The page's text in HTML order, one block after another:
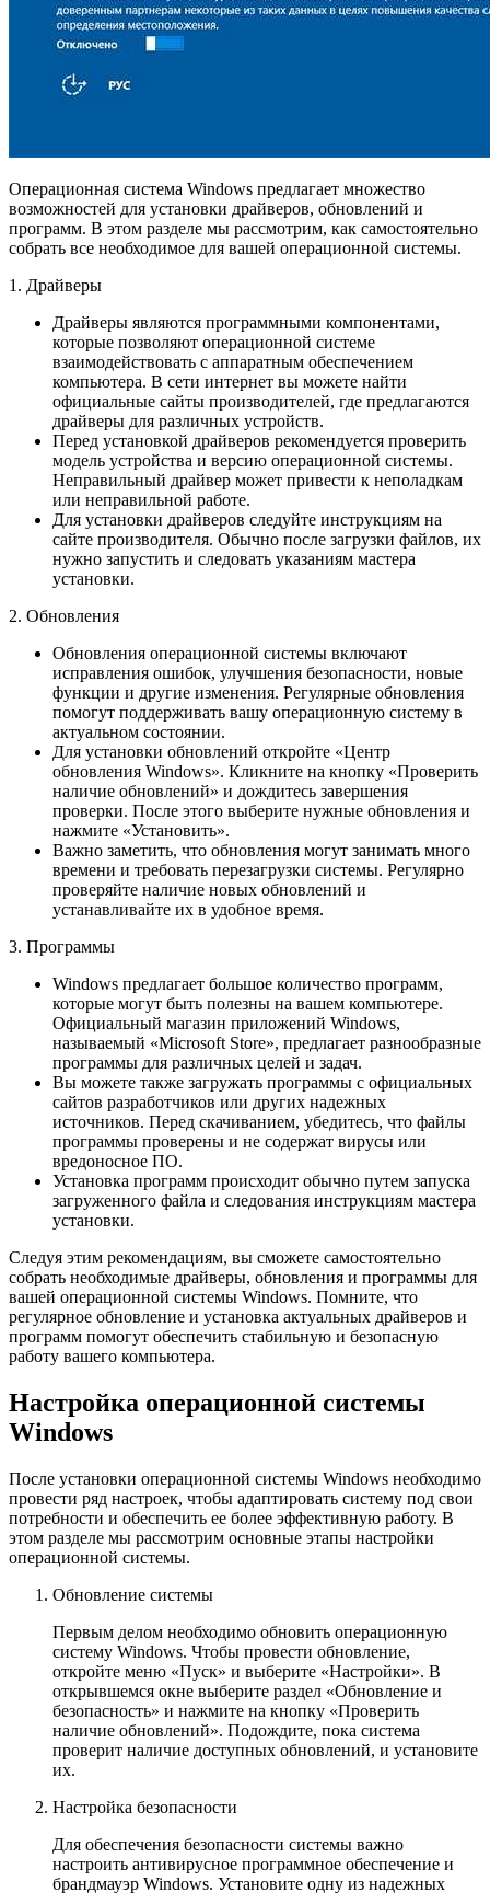
Операционная система Windows предлагает множество
возможностей для установки драйверов, обновлений и
программ. В этом разделе мы рассмотрим, как самостоятельно
собрать все необходимое для вашей операционной системы.
1. Драйверы
Драйверы являются программными компонентами,
которые позволяют операционной системе
взаимодействовать с аппаратным обеспечением
компьютера. В сети интернет вы можете найти
официальные сайты производителей, где предлагаются
драйверы для различных устройств.
Перед установкой драйверов рекомендуется проверить
модель устройства и версию операционной системы.
Неправильный драйвер может привести к неполадкам
или неправильной работе.
Для установки драйверов следуйте инструкциям на
сайте производителя. Обычно после загрузки файлов, их
нужно запустить и следовать указаниям мастера
установки.
2. Обновления
Обновления операционной системы включают
исправления ошибок, улучшения безопасности, новые
функции и другие изменения. Регулярные обновления
помогут поддерживать вашу операционную систему в
актуальном состоянии.
Для установки обновлений откройте «Центр
обновления Windows». Кликните на кнопку «Проверить
наличие обновлений» и дождитесь завершения
проверки. После этого выберите нужные обновления и
нажмите «Установить».
Важно заметить, что обновления могут занимать много
времени и требовать перезагрузки системы. Регулярно
проверяйте наличие новых обновлений и
устанавливайте их в удобное время.
3. Программы
Windows предлагает большое количество программ,
которые могут быть полезны на вашем компьютере.
Официальный магазин приложений Windows,
называемый «Microsoft Store», предлагает разнообразные
программы для различных целей и задач.
Вы можете также загружать программы с официальных
сайтов разработчиков или других надежных
источников. Перед скачиванием, убедитесь, что файлы
программы проверены и не содержат вирусы или
вредоносное ПО.
Установка программ происходит обычно путем запуска
загруженного файла и следования инструкциям мастера
установки.
Следуя этим рекомендациям, вы сможете самостоятельно
собрать необходимые драйверы, обновления и программы для
вашей операционной системы Windows. Помните, что
регулярное обновление и установка актуальных драйверов и
программ помогут обеспечить стабильную и безопасную
работу вашего компьютера.
Настройка операционной системы
Windows
После установки операционной системы Windows необходимо
провести ряд настроек, чтобы адаптировать систему под свои
потребности и обеспечить ее более эффективную работу. В
этом разделе мы рассмотрим основные этапы настройки
операционной системы.
Обновление системы
Первым делом необходимо обновить операционную
систему Windows. Чтобы провести обновление,
откройте меню «Пуск» и выберите «Настройки». В
открывшемся окне выберите раздел «Обновление и
безопасность» и нажмите на кнопку «Проверить
наличие обновлений». Подождите, пока система
проверит наличие доступных обновлений, и установите
их.
Настройка безопасности
Для обеспечения безопасности системы важно
настроить антивирусное программное обеспечение и
брандмауэр Windows. Установите одну из надежных